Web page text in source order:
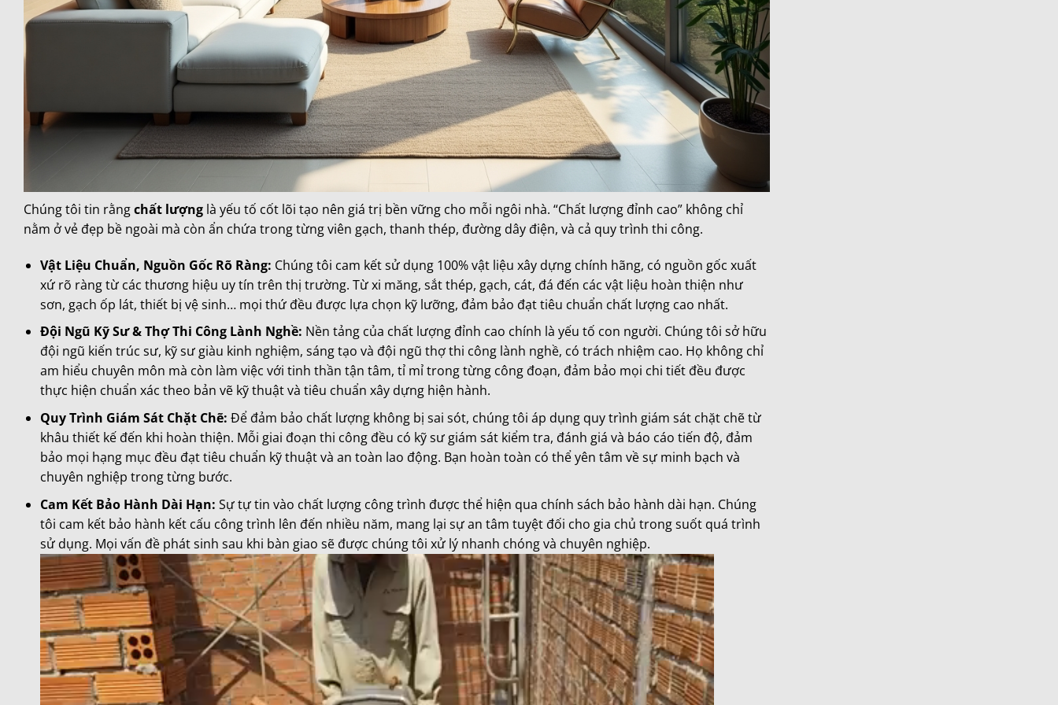
Chúng tôi tin rằngchất lượng là yếu tố cốt lõi tạo nên giá trị bền vững cho mỗi ngôi nhà. “Chất lượng đỉnh cao” không chỉ
nằm ở vẻ đẹp bề ngoài mà còn ẩn chứa trong từng viên gạch, thanh thép, đường dây điện, và cả quy trình thi công.
Vật Liệu Chuẩn, Nguồn Gốc Rõ Ràng: Chúng tôi cam kết sử dụng 100% vật liệu xây dựng chính hãng, có nguồn gốc xuất
xứ rõ ràng từ các thương hiệu uy tín trên thị trường. Từ xi măng, sắt thép, gạch, cát, đá đến các vật liệu hoàn thiện như
sơn, gạch ốp lát, thiết bị vệ sinh… mọi thứ đều được lựa chọn kỹ lưỡng, đảm bảo đạt tiêu chuẩn chất lượng cao nhất.
Đội Ngũ Kỹ Sư & Thợ Thi Công Lành Nghề: Nền tảng của chất lượng đỉnh cao chính là yếu tố con người. Chúng tôi sở hữu
đội ngũ kiến trúc sư, kỹ sư giàu kinh nghiệm, sáng tạo và đội ngũ thợ thi công lành nghề, có trách nhiệm cao. Họ không chỉ
am hiểu chuyên môn mà còn làm việc với tinh thần tận tâm, tỉ mỉ trong từng công đoạn, đảm bảo mọi chi tiết đều được
thực hiện chuẩn xác theo bản vẽ kỹ thuật và tiêu chuẩn xây dựng hiện hành.
Quy Trình Giám Sát Chặt Chẽ: Để đảm bảo chất lượng không bị sai sót, chúng tôi áp dụng quy trình giám sát chặt chẽ từ
khâu thiết kế đến khi hoàn thiện. Mỗi giai đoạn thi công đều có kỹ sư giám sát kiểm tra, đánh giá và báo cáo tiến độ, đảm
bảo mọi hạng mục đều đạt tiêu chuẩn kỹ thuật và an toàn lao động. Bạn hoàn toàn có thể yên tâm về sự minh bạch và
chuyên nghiệp trong từng bước.
Cam Kết Bảo Hành Dài Hạn: Sự tự tin vào chất lượng công trình được thể hiện qua chính sách bảo hành dài hạn. Chúng
tôi cam kết bảo hành kết cấu công trình lên đến nhiều năm, mang lại sự an tâm tuyệt đối cho gia chủ trong suốt quá trình
sử dụng. Mọi vấn đề phát sinh sau khi bàn giao sẽ được chúng tôi xử lý nhanh chóng và chuyên nghiệp.
Trình
chơi
Video